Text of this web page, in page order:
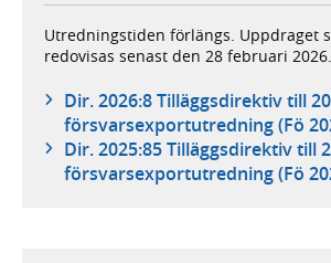
Utredningstiden förlängs. Uppdraget
redovisas senast den 28 februari 2026.
Dir. 2026:8 Tilläggsdirektiv till
försvarsexportutredning (Fö
Dir. 2025:85 Tilläggsdirektiv till
försvarsexportutredning (Fö